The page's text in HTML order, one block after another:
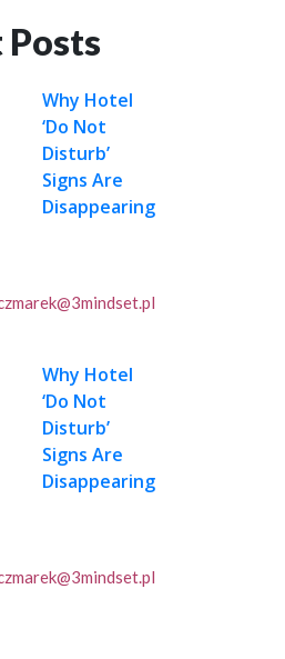
Posts
Why Hotel
‘Do Not
Disturb’
Signs Are
Disappearing
Why Hotel
‘Do Not
Disturb’
Signs Are
Disappearing